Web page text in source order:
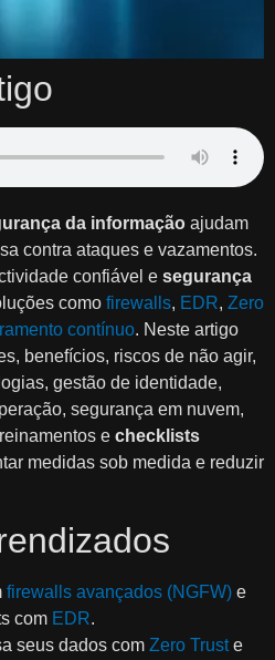
da informação ajudam
contra ataques e vazamentos.
confiável e segurança
como firewalls, EDR, Zero
contínuo. Neste artigo
benefícios, riscos de não agir,
gestão de identidade,
segurança em nuvem,
e checklists
medidas sob medida e reduzir
firewalls avançados (NGFW) e
com EDR.
seus dados com Zero Truste